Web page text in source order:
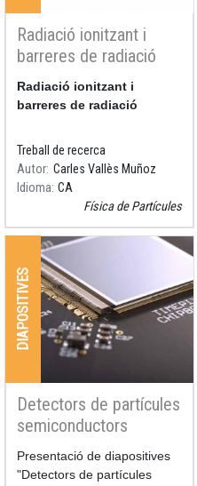
Radiació ionitzant i
barreres de radiació
Resum
Radiació ionitzant i
barreres de radiació
Treball de recerca
Autor Carles Vallès Muñoz
Idioma CA
Física de Partícules
DIAPOSITIVES
Detectors de partícules
semiconductors
Resum
Presentació de diapositives
"Detectors de partícules